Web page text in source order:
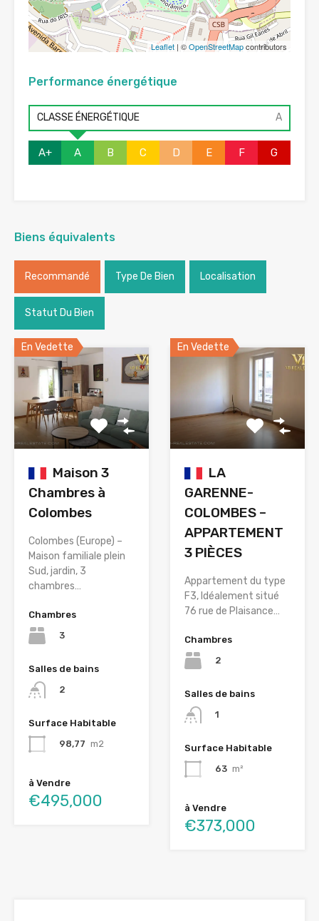
Leaflet | ©OpenStreetMapcontributors
Performance énergétique
CLASSE ÉNERGÉTIQUE A
A+ A B C D E F G
Biens équivalents
Recommandé Type De Bien Localisation
Statut Du Bien
En Vedette
Maison 3
Chambres à
Colombes
Colombes (Europe) –
Maison familiale plein
Sud, jardin, 3
chambres…
Chambres
3
Salles de bains
2
Surface Habitable
98,77 m2
à Vendre
€495,000
En Vedette
LA
GARENNE-
COLOMBES –
APPARTEMENT
3 PIÈCES
Appartement du type
F3, Idéalement situé
76 rue de Plaisance…
Chambres
2
Salles de bains
1
Surface Habitable
63 m²
à Vendre
€373,000